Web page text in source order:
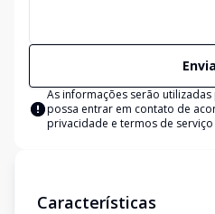
As informações serão
possa entrar em contato de
privacidade e termos de serviço
Características